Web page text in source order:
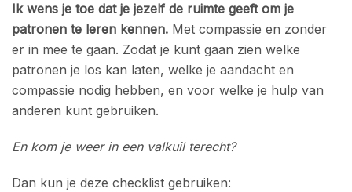
Ik wens je toe dat je jezelf de ruimte geeft om je
patronen te leren kennen. Met compassie en zonder
er in mee te gaan. Zodat je kunt gaan zien welke
patronen je los kan laten, welke je aandacht en
compassie nodig hebben, en voor welke je hulp van
anderen kunt gebruiken.
En kom je weer in een valkuil terecht?
Dan kun je deze checklist gebruiken: